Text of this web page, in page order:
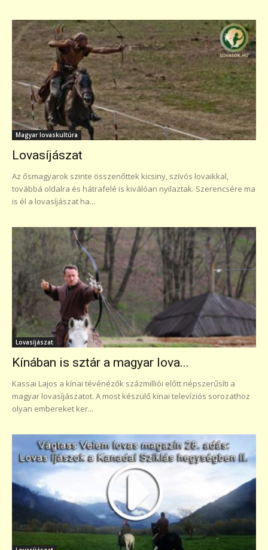
Magyar lovaskultúra
Lovasíjászat
Az ősmagyarok szinte összenőttek kicsiny, szívós lovaikkal,
továbbá oldalra és hátrafelé is kiválóan nyilaztak. Szerencsére ma
is él a lovasíjászat ha...
Lovasíjászat
Kínában is sztár a magyar lova...
Kassai Lajos a kínai tévénézők százmilliói előtt népszerűsíti a
magyar lovasíjászatot. A most készülő kínai televíziós sorozathoz
olyan embereket ker...